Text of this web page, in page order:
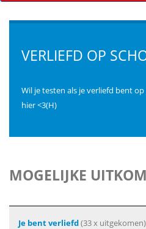
VERLIEFD OP
Wil je testen als je verliefd bent
hier <3(H)
MOGELIJKE
Je bent verliefd(33 x uitgekomen)